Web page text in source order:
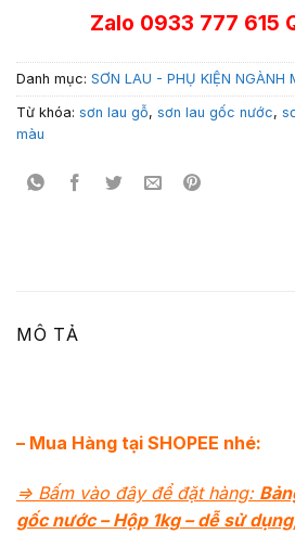
Zalo 0933 777 615
Danh mục: SƠN LAU - PHỤ KIỆN NGÀNH
Từ khóa: sơn lau gỗ, sơn lau gốc nước,
màu
MÔ TẢ
– Mua Hàng tại SHOPEE nhé:
=> Bấm vào đây để đặt hàng:
gốc nước – Hộp 1kg – dễ sử